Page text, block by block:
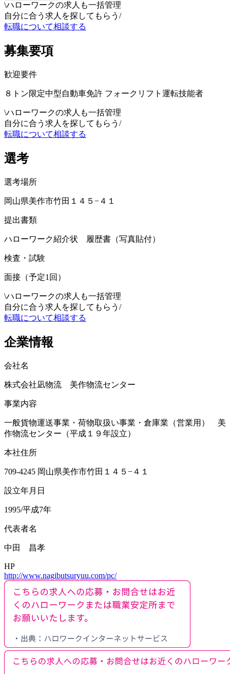
\ハローワークの求人も一括管理
自分に合う求人を探してもらう /
転職について相談する
募集要項
歓迎要件
８トン限定中型自動車免許 フォークリフト運転技能者
\ハローワークの求人も一括管理
自分に合う求人を探してもらう /
転職について相談する
選考
選考場所
岡山県美作市竹田１４５−４１
提出書類
ハローワーク紹介状 履歴書（写真貼付）
検査・試験
面接（予定1回）
\ハローワークの求人も一括管理
自分に合う求人を探してもらう /
転職について相談する
企業情報
会社名
株式会社凪物流 美作物流センター
事業内容
一般貨物運送事業・荷物取扱い事業・倉庫業（営業用） 美
作物流センター（平成１９年設立）
本社住所
709-4245 岡山県美作市竹田１４５−４１
設立年月日
1995/平成7年
代表者名
中田 昌孝
HP
http://www.nagibutsuryuu.com/pc/